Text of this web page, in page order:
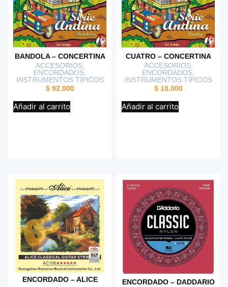
BANDOLA – CONCERTINA
ACCESORIOS,
ENCORDADOS
INSTRUMENTOS TÍPICOS
$92.000
Añadir al carrito
CUATRO – CONCERTINA
ACCESORIOS,
ENCORDADOS
INSTRUMENTOS TÍPICOS
$10.000
Añadir al carrito
ENCORDADO – ALICE
ENCORDADO – DADDARIO